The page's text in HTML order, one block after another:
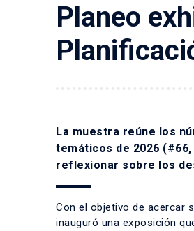
Planeo
La muestra reúne los
temáticos de 2026
reflexionar sobre los
Con el objetivo de acercar
inauguró una exposición